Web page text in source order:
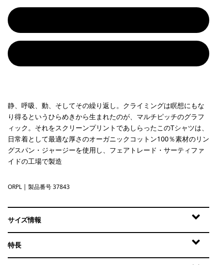
静、呼吸、動、そしてその繰り返し。クライミングは瞑想にもな
り得るというひらめきから生まれたのが、マルチピッチのグラフ
ィック。それをスクリーンプリントであしらったこのTシャツは、
日常着として最適な厚さのオーガニックコットン100％素材のリン
グスパン・ジャージーを使用し、フェアトレード・サーティファ
イドの工場で製造
Orange Peel
ORPL | 製品番号 37843
サイズ情報
特長